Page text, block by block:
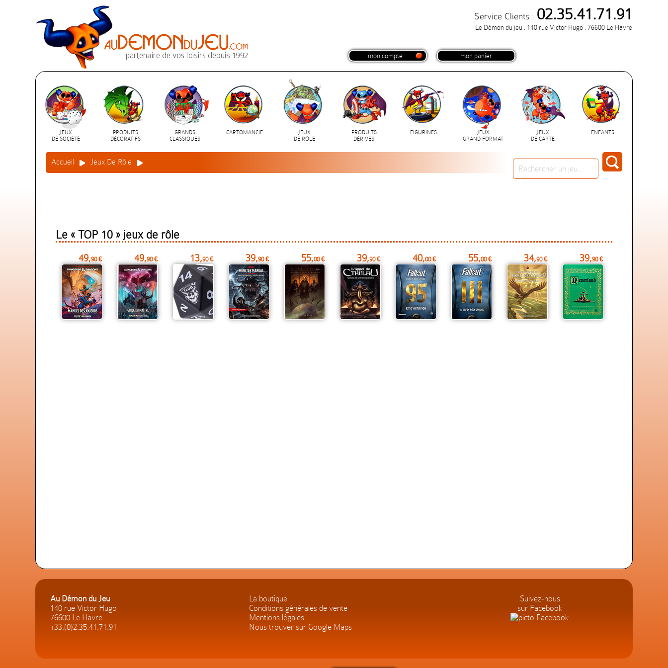
Service Clients : 02.35.41.71.91
Le Démon du jeu . 140 rue Victor Hugo . 76600 Le Havre
mon compte mon panier
JEUX
DE SOCIÉTÉ
PRODUITS
DÉCORATIFS
GRANDS
CLASSIQUES
CARTOMANCIE
JEUX
DE RÔLE
PRODUITS
DÉRIVÉS
FIGURINES
JEUX
GRAND FORMAT
JEUX
DE CARTE
ENFANTS
Accueil Jeux De Rôle
Le « TOP 10 » jeux de rôle
49,90 € 49,90 € 13,90 € 39,90 € 55,00 € 39,90 € 40,00 € 55,00 € 34,90 € 39,90 €
Au Démon du Jeu
140 rue Victor Hugo
76600 Le Havre
+33.(0)2.35.41.71.91
La boutique
Conditions générales de vente
Mentions légales
Nous trouver sur Google Maps
Suivez-nous
sur Facebook